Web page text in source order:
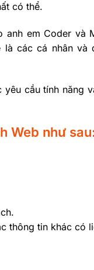
có thể.
em Coder và
các cá nhân và
cầu tính năng
Web như
thông tin khác có